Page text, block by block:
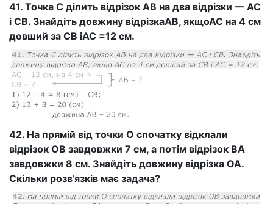
41. Точка С ділить відрізок АВ на два відрізки — АС
і СВ. Знайдіть довжину відрізкаАВ, якщоАС на 4 см
довший за СВ іАС =12 см.
42. На прямій від точки О спочатку відклали
відрізок ОВ завдовжки 7 см, а потім відрізок ВА
завдовжки 8 см. Знайдіть довжину відрізка ОА.
Скільки розв’язків має задача?